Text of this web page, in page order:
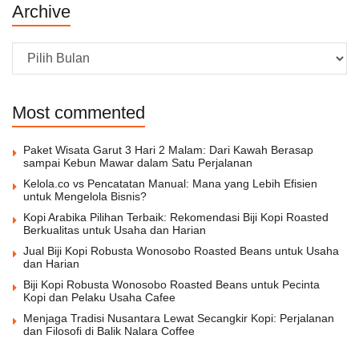
Archive
Archive
Most commented
Paket Wisata Garut 3 Hari 2 Malam: Dari Kawah Berasap
sampai Kebun Mawar dalam Satu Perjalanan
Kelola.co vs Pencatatan Manual: Mana yang Lebih Efisien
untuk Mengelola Bisnis?
Kopi Arabika Pilihan Terbaik: Rekomendasi Biji Kopi Roasted
Berkualitas untuk Usaha dan Harian
Jual Biji Kopi Robusta Wonosobo Roasted Beans untuk Usaha
dan Harian
Biji Kopi Robusta Wonosobo Roasted Beans untuk Pecinta
Kopi dan Pelaku Usaha Cafee
Menjaga Tradisi Nusantara Lewat Secangkir Kopi: Perjalanan
dan Filosofi di Balik Nalara Coffee